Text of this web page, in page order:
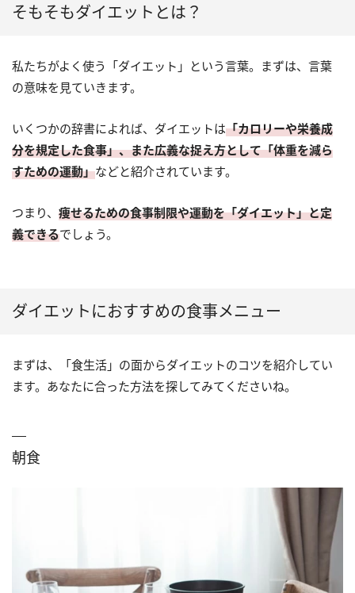
そもそもダイエットとは？
私たちがよく使う「ダイエット」という言葉。まずは、言葉
の意味を見ていきます。
いくつかの辞書によれば、ダイエットは「カロリーや栄養成
分を規定した食事」、また広義な捉え方として「体重を減ら
すための運動」などと紹介されています。
つまり、 痩せるための食事制限や運動を「ダイエット」と定
義できるでしょう。
ダイエットにおすすめの食事メニュー
まずは、「食生活」の面からダイエットのコツを紹介してい
ます。あなたに合った方法を探してみてくださいね。
朝食